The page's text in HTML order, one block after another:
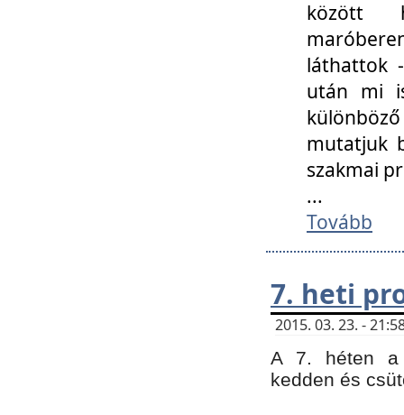
között
láthattok
után mi
mutatjuk
szakmai
...
Tovább
7. heti
2015. 03. 23. -
A 7. héten a
kedden és